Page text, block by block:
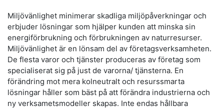
Miljövänlighet minimerar skadliga miljöpåverkningar och
erbjuder lösningar som hjälper kunden att minska sin
energiförbrukning och förbrukningen av naturresurser.
Miljövänlighet är en lönsam del av företagsverksamheten.
De flesta varor och tjänster produceras av företag som
specialiserat sig på just de varorna/ tjänsterna. En
förändring mot mera kolneutralt och resurssmarta
lösningar håller som bäst på att förändra industrierna och
ny verksametsmodeller skapas. Inte endas hållbara